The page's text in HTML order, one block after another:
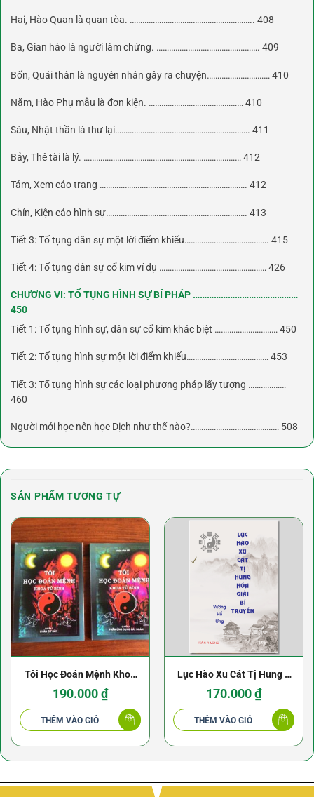
Hai, Hào Quan là quan tòa. ………………………………………………….. 408
Ba, Gian hào là người làm chứng. …………………………………………. 409
Bốn, Quái thân là nguyên nhân gây ra chuyện………………………… 410
Năm, Hào Phụ mẫu là đơn kiện. ……………………………………… 410
Sáu, Nhật thần là thư lại………………………………………………………. 411
Bảy, Thê tài là lý. ………………………………………………………………… 412
Tám, Xem cáo trạng ……………………………………………………………. 412
Chín, Kiện cáo hình sự…………………………………………………………. 413
Tiết 3: Tố tụng dân sự một lời điểm khiếu…………………………………. 415
Tiết 4: Tố tụng dân sự cổ kim ví dụ …………………………………………… 426
CHƯƠNG VI: TỐ TỤNG HÌNH SỰ BÍ PHÁP ………………………………………
450
Tiết 1: Tố tụng hình sự, dân sự cổ kim khác biệt ………………………… 450
Tiết 2: Tố tụng hình sự một lời điểm khiếu………………………………… 453
Tiết 3: Tố tụng hình sự các loại phương pháp lấy tượng ………………
460
Người mới học nên học Dịch như thế nào?…………………………………… 508
SẢN PHẨM TƯƠNG TỰ
Tôi Học Đoán Mệnh Khoa
Tử Bình Trọn Bộ (2 cuốn) –
Trúc Lâm Tử
190.000₫
THÊM VÀO GIỎ
Lục Hào Xu Cát Tị Hung –
Hóa Giải Bí Truyền –
Vương Hổ Ứng
170.000₫
THÊM VÀO GIỎ